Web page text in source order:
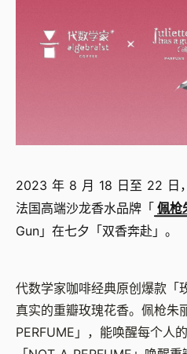
2023 年 8 月 18 日至 22 日
法国高端沙龙香水品牌「 佩枪
Gun」在七夕「双香奔赴」。
代数学家咖啡经典原创爆款「
真实的重瓣玫瑰花香。佩枪朱
PERFUME」，能唤醒每个人